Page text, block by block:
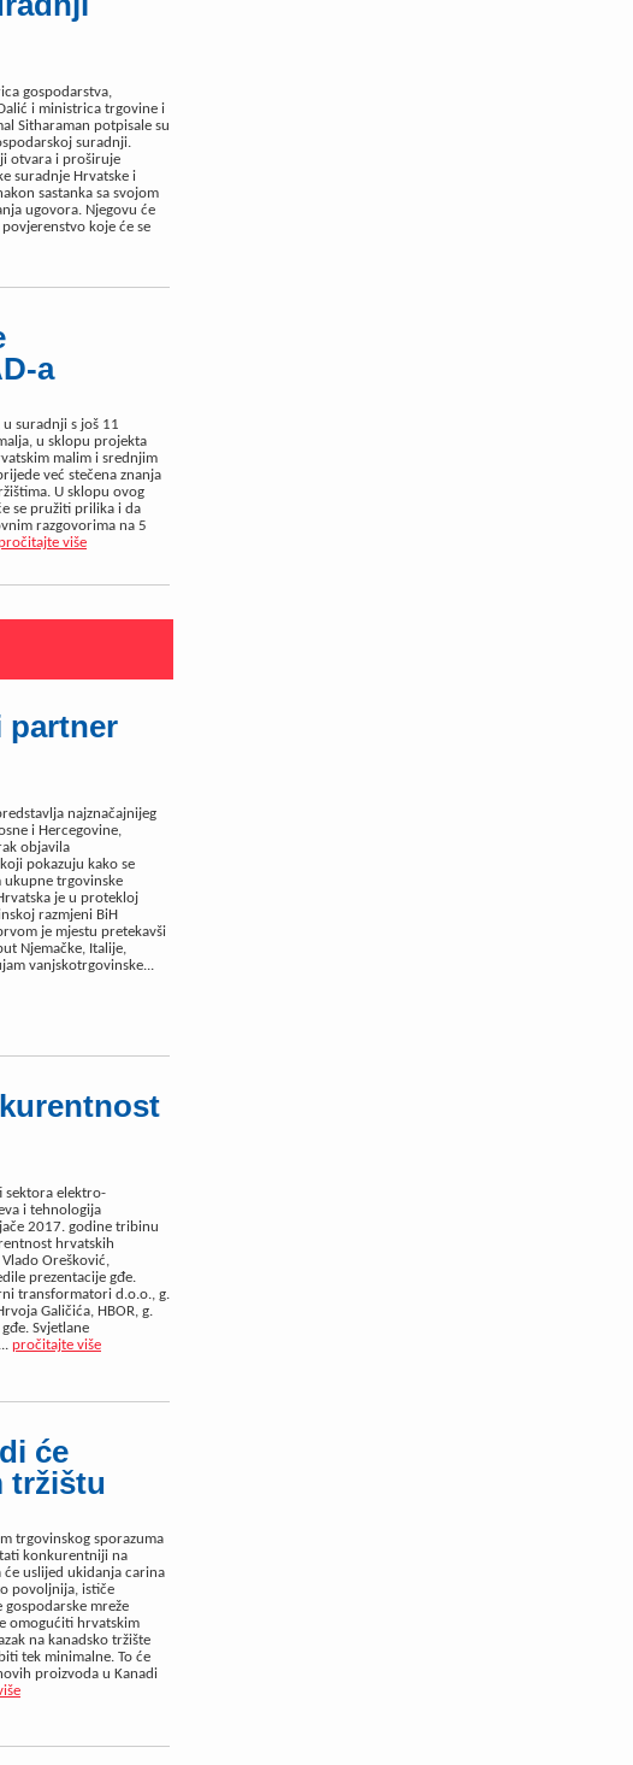
gospodarstva,
i ministrica trgovine i
Sitharaman potpisale su
suradnji.
otvara i proširuje
suradnje Hrvatske i
sastanka sa svojom
ugovora. Njegovu će
koje će se
a
suradnji s još 11
u sklopu projekta
malim i srednjim
već stečena znanja
U sklopu ovog
se pružiti prilika i da
razgovorima na 5
više
partner
najznačajnijeg
i Hercegovine,
objavila
pokazuju kako se
ukupne trgovinske
je u protekloj
razmjeni BiH
je mjestu pretekavši
Njemačke, Italije,
vanjskotrgovinske...
sektora elektro-
i tehnologija
2017. godine tribinu
hrvatskih
Orešković,
prezentacije gđe.
transformatori d.o.o., g.
Galičića, HBOR, g.
Svjetlane
pročitajte više
će
tržištu
trgovinskog sporazuma
konkurentniji na
će uslijed ukidanja carina
povoljnija, ističe
gospodarske mreže
omogućiti hrvatskim
na kanadsko tržište
tek minimalne. To će
proizvoda u Kanadi